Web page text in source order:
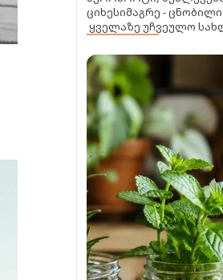
ციხესიმაგრე -
ყველაზე უჩვეულო